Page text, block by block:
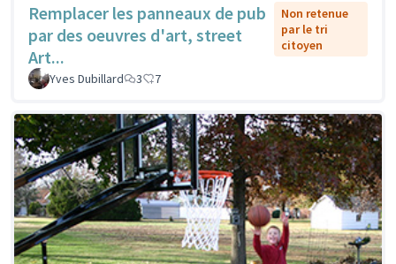
Remplacer les panneaux de pub
par des oeuvres d'art, street
Art...
Non retenue
par le tri
citoyen
Yves Dubillard 3 7